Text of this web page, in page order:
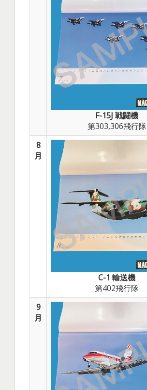
F-15J 戦闘機
第303,306飛行隊
8
月
C-1 輸送機
第402飛行隊
9
月